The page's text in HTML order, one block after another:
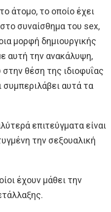
άτομο, το οποίο έχει
συναίσθημα του sex,
μορφή δημιουργικής
αυτή την ανακάλυψη,
θέση της ιδιοφυΐας
συμπεριλάβει αυτά τα
επιτεύγματα είναι
την σεξουαλική
έχουν μάθει την